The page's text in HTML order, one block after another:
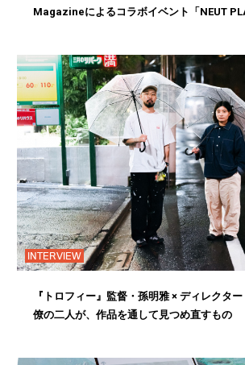
Magazineによるコラボイベント「NEUT
INTERVIEW
『トロフィー』監督・孫明雅 × ディレクタ
僚の二人が、作品を通して見つめ直すもの